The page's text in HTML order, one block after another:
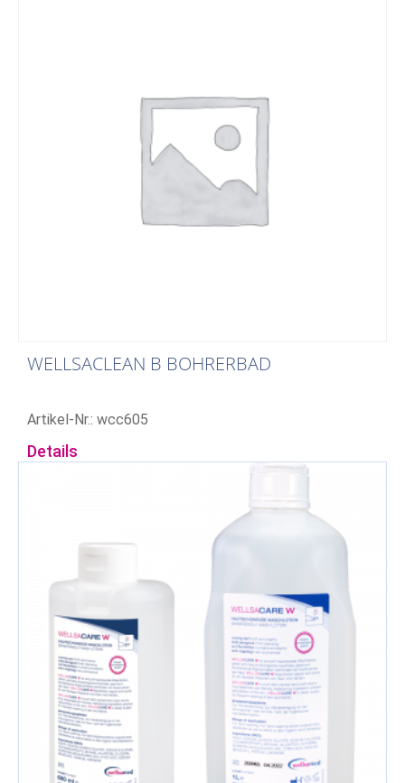
WELLSACLEAN B BOHRERBAD
Artikel-Nr.: wcc605
Details